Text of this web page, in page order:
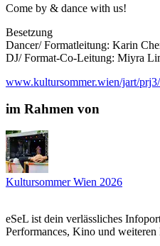
Come by & dance with us!
Besetzung
Dancer/ Formatleitung: Karin
DJ/ Format-Co-Leitung: Miyra
www.kultursommer.wien/jart/
im Rahmen von
Kultursommer Wien 2026
eSeL ist dein verlässliches
Performances, Kino und